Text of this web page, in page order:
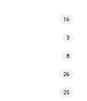
16
3
8
26
25